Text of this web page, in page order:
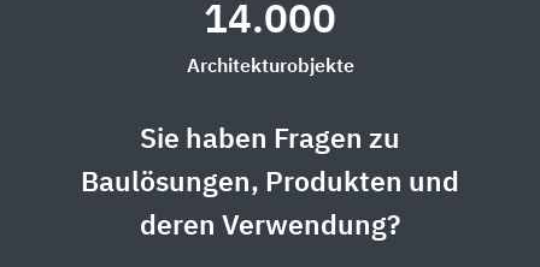
14.000
Architekturobjekte
Sie haben Fragen zu
Baulösungen, Produkten und
deren Verwendung?